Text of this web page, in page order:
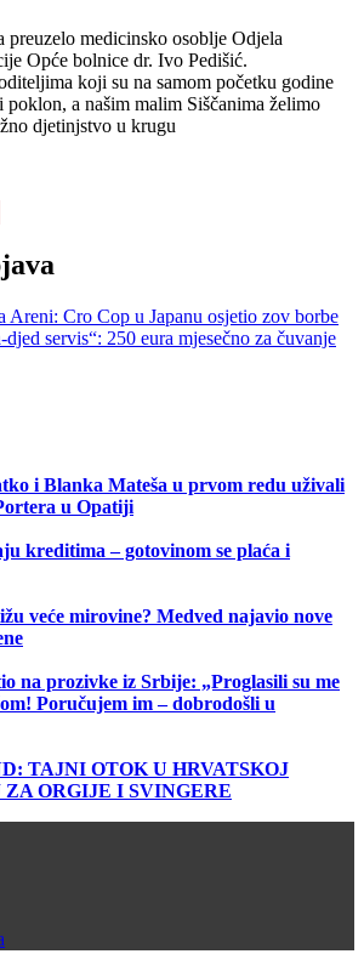
preuzelo medicinsko osoblje Odjela
Opće bolnice dr. Ivo Pedišić.
koji su na samom početku godine
a našim malim Siščanima želimo
djetinjstvo u krugu
Areni: Cro Cop u Japanu osjetio zov borbe
servis“: 250 eura mjesečno za čuvanje
i Blanka Mateša u prvom redu uživali
u Opatiji
kreditima – gotovinom se plaća i
veće mirovine? Medved najavio nove
na prozivke iz Srbije: „Proglasili su me
Poručujem im – dobrodošli u
TAJNI OTOK U HRVATSKOJ
ZA ORGIJE I SVINGERE